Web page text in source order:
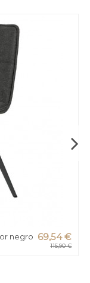
negro 69,54 €
115,90 €